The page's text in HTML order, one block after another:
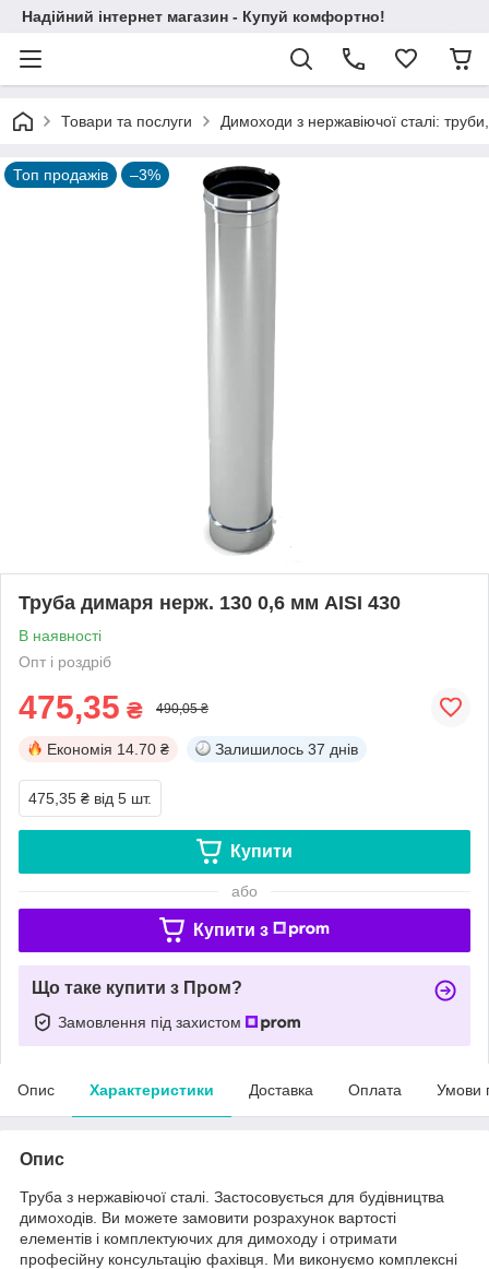
Надійний інтернет магазин - Купуй комфортно!
Товари та послуги Димоходи з нержавіючої сталі:
Топ продажів –3%
Труба димаря нерж. 130 0,6 мм AISI 430
В наявності
Опт і роздріб
475,35 ₴ 490,05 ₴
Економія 14.70 ₴ Залишилось 37 днів
475,35 ₴ від 5 шт.
Купити
або
Купити з
Що таке купити з Пром?
Замовлення під захистом
Опис Характеристики Доставка Оплата Умови
Опис
Труба з нержавіючої сталі. Застосовується для будівництва
димоходів. Ви можете замовити розрахунок вартості
елементів і комплектуючих для димоходу і отримати
професійну консультацію фахівця. Ми виконуємо комплексні